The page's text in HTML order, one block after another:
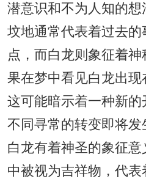
潜意识和不为人知的想
坟地通常代表着过去
点，而白龙则象征着
果在梦中看见白龙出
这可能暗示着一种新
不同寻常的转变即将发
白龙有着神圣的象征
中被视为吉祥物，代